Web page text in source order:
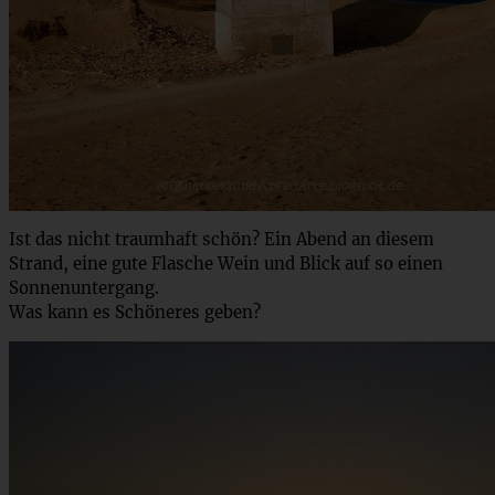
Ist das nicht traumhaft schön? Ein Abend an diesem
Strand, eine gute Flasche Wein und Blick auf so einen
Sonnenuntergang.
Was kann es Schöneres geben?